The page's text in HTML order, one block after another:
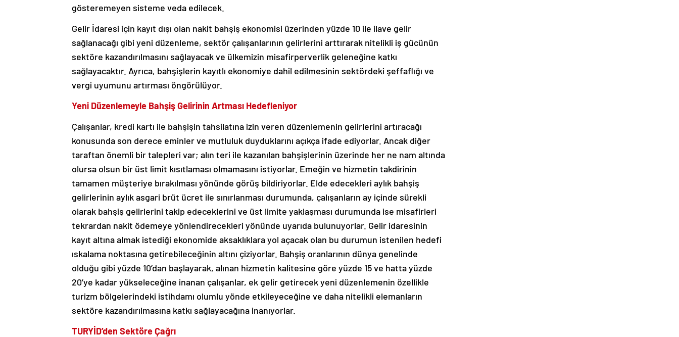
gösteremeyen sisteme veda edilecek.
Gelir İdaresi için kayıt dışı olan nakit bahşiş ekonomisi üzerinden yüzde 10 ile ilave gelir
sağlanacağı gibi yeni düzenleme, sektör çalışanlarının gelirlerini arttırarak nitelikli iş gücünün
sektöre kazandırılmasını sağlayacak ve ülkemizin misafirperverlik geleneğine katkı
sağlayacaktır. Ayrıca, bahşişlerin kayıtlı ekonomiye dahil edilmesinin sektördeki şeffaflığı ve
vergi uyumunu artırması öngörülüyor.
Yeni Düzenlemeyle Bahşiş Gelirinin Artması Hedefleniyor
Çalışanlar, kredi kartı ile bahşişin tahsilatına izin veren düzenlemenin gelirlerini artıracağı
konusunda son derece eminler ve mutluluk duyduklarını açıkça ifade ediyorlar. Ancak diğer
taraftan önemli bir talepleri var; alın teri ile kazanılan bahşişlerinin üzerinde her ne nam altında
olursa olsun bir üst limit kısıtlaması olmamasını istiyorlar. Emeğin ve hizmetin takdirinin
tamamen müşteriye bırakılması yönünde görüş bildiriyorlar. Elde edecekleri aylık bahşiş
gelirlerinin aylık asgari brüt ücret ile sınırlanması durumunda, çalışanların ay içinde sürekli
olarak bahşiş gelirlerini takip edeceklerini ve üst limite yaklaşması durumunda ise misafirleri
tekrardan nakit ödemeye yönlendirecekleri yönünde uyarıda bulunuyorlar. Gelir idaresinin
kayıt altına almak istediği ekonomide aksaklıklara yol açacak olan bu durumun istenilen hedefi
ıskalama noktasına getirebileceğinin altını çiziyorlar. Bahşiş oranlarının dünya genelinde
olduğu gibi yüzde 10’dan başlayarak, alınan hizmetin kalitesine göre yüzde 15 ve hatta yüzde
20’ye kadar yükseleceğine inanan çalışanlar, ek gelir getirecek yeni düzenlemenin özellikle
turizm bölgelerindeki istihdamı olumlu yönde etkileyeceğine ve daha nitelikli elemanların
sektöre kazandırılmasına katkı sağlayacağına inanıyorlar.
TURYİD’den Sektöre Çağrı